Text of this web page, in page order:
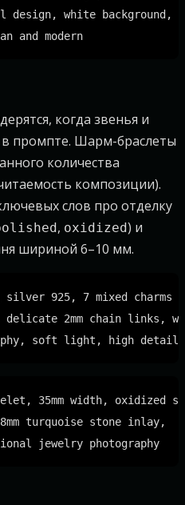
design, white background,
когда звенья и
промпте. Шарм-браслеты
количества
композиции).
слов про отделку
, oxidized) и
шириной 6–10 мм.
925, 7 mixed charms
2mm chain links,
35mm width, oxidized
turquoise stone inlay,